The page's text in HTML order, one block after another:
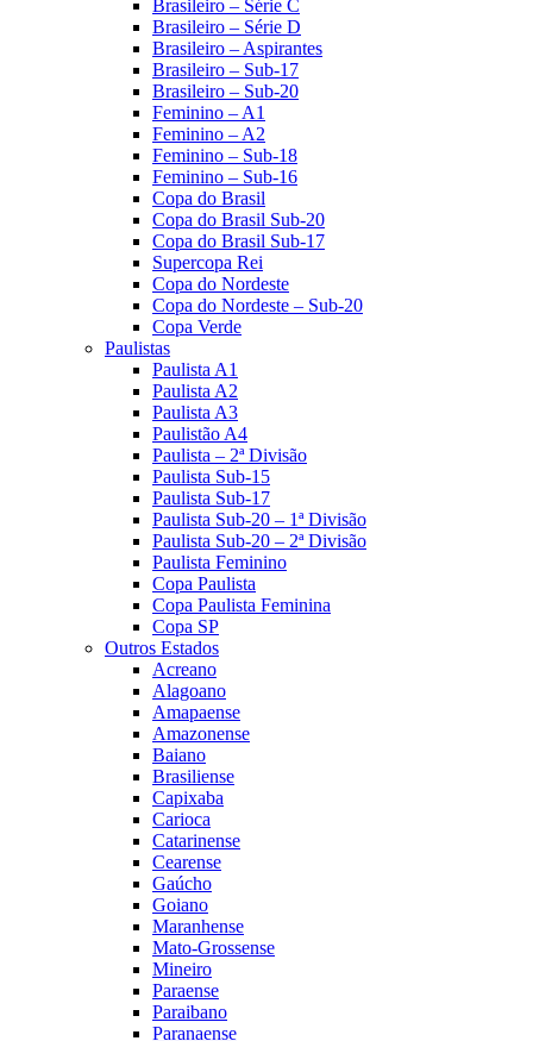
Brasileiro – Série C
Brasileiro – Série D
Brasileiro – Aspirantes
Brasileiro – Sub-17
Brasileiro – Sub-20
Feminino – A1
Feminino – A2
Feminino – Sub-18
Feminino – Sub-16
Copa do Brasil
Copa do Brasil Sub-20
Copa do Brasil Sub-17
Supercopa Rei
Copa do Nordeste
Copa do Nordeste – Sub-20
Copa Verde
Paulistas
Paulista A1
Paulista A2
Paulista A3
Paulistão A4
Paulista – 2ª Divisão
Paulista Sub-15
Paulista Sub-17
Paulista Sub-20 – 1ª Divisão
Paulista Sub-20 – 2ª Divisão
Paulista Feminino
Copa Paulista
Copa Paulista Feminina
Copa SP
Outros Estados
Acreano
Alagoano
Amapaense
Amazonense
Baiano
Brasiliense
Capixaba
Carioca
Catarinense
Cearense
Gaúcho
Goiano
Maranhense
Mato-Grossense
Mineiro
Paraense
Paraibano
Paranaense